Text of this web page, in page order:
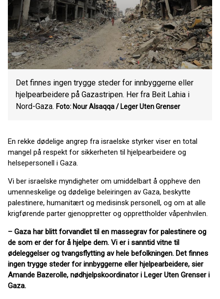
Det finnes ingen trygge steder for innbyggerne eller
hjelpearbeidere på Gazastripen. Her fra Beit Lahia i
Nord-Gaza. Foto: Nour Alsaqqa / Leger Uten Grenser
En rekke dødelige angrep fra israelske styrker viser en total
mangel på respekt for sikkerheten til hjelpearbeidere og
helsepersonell i Gaza.
Vi ber israelske myndigheter om umiddelbart å oppheve den
umenneskelige og dødelige beleiringen av Gaza, beskytte
palestinere, humanitært og medisinsk personell, og om at alle
krigførende parter gjenoppretter og opprettholder våpenhvilen.
– Gaza har blitt forvandlet til en massegrav for palestinere og
de som er der for å hjelpe dem. Vi er i sanntid vitne til
ødeleggelser og tvangsflytting av hele befolkningen. Det finnes
ingen trygge steder for innbyggerne eller hjelpearbeidere, sier
Amande Bazerolle, nødhjelpskoordinator i Leger Uten Grenser i
Gaza.